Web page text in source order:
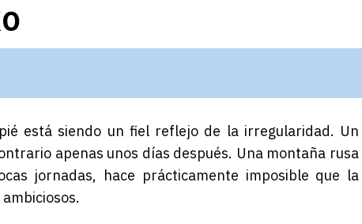
está siendo un fiel reflejo de la irregularidad. Un
apenas unos días después. Una montaña rusa
jornadas, hace prácticamente imposible que la